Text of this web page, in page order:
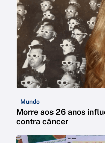
Mundo
Morre aos 26 anos
contra câncer